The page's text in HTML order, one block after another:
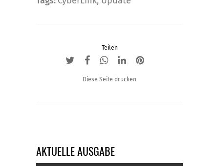
Teilen
Diese Seite drucken
AKTUELLE AUSGABE